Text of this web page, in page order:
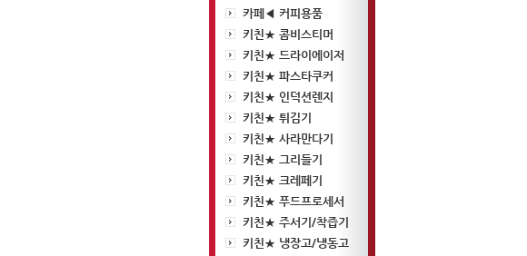
카페◀ 커피용품
키친★ 콤비스티머
키친★ 드라이에이저
키친★ 파스타쿠커
키친★ 인덕션렌지
키친★ 튀김기
키친★ 사라만다기
키친★ 그리들기
키친★ 크레페기
키친★ 푸드프로세서
키친★ 주서기/착즙기
키친★ 냉장고/냉동고